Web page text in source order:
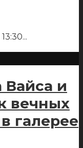
...
Вайса и
вечных
галерее